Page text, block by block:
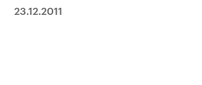
und Hintergründe zu den Parteien
Sendungen
23.12.2011